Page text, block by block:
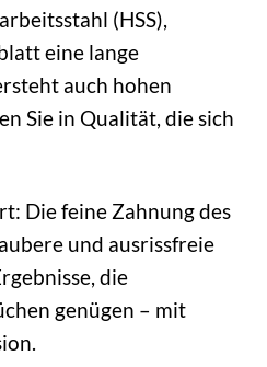
(HSS),
eine lange
auch hohen
Sie in Qualität, die sich
Die feine Zahnung des
und ausrissfreie
die
genügen – mit